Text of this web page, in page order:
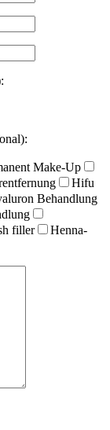
Make-Up
Hifu
Behandlung
filler
Henna-